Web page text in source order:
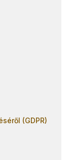
(GDPR)